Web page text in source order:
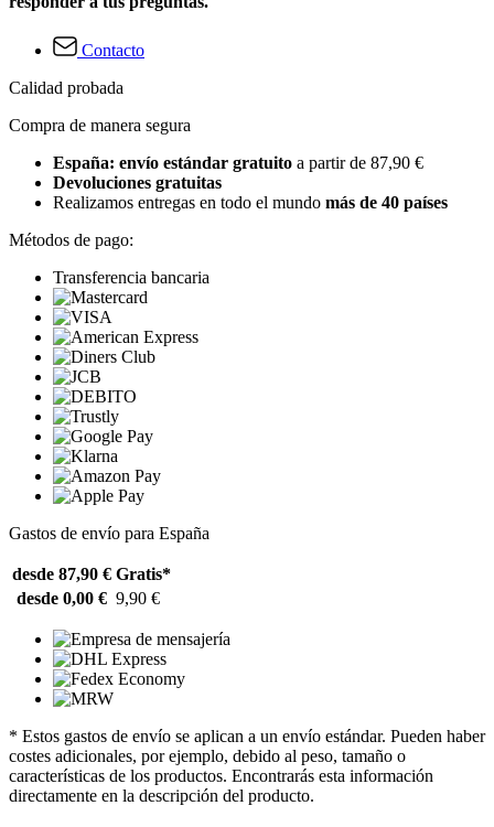
Contacto
Calidad probada
Compra de manera segura
España: envío estándar gratuito a partir de 87,90 €
Devoluciones gratuitas
Realizamos entregas en todo el mundo más de 40 países
Métodos de pago:
Transferencia bancaria
Gastos de envío para España
desde 87,90 € Gratis*
desde 0,00 € 9,90 €
* Estos gastos de envío se aplican a un envío estándar. Pueden haber
costes adicionales, por ejemplo, debido al peso, tamaño o
características de los productos. Encontrarás esta información
directamente en la descripción del producto.